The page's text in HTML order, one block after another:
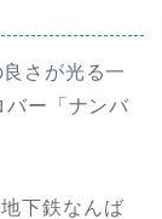
さが光る一
バー「ナンバ
地下鉄なんば